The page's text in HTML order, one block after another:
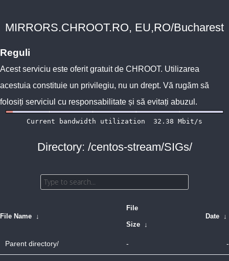
MIRRORS.CHROOT.RO, EU,RO/Bucharest
Reguli
Acest serviciu este oferit gratuit de CHROOT. Utilizarea
acestuia constituie un privilegiu, nu un drept. Vă rugăm să
folosiți serviciul cu responsabilitate și să evitați abuzul.
Directory: /centos-stream/SIGs/
File Name ↓
File
Size ↓
Date ↓
Parent directory/ - -